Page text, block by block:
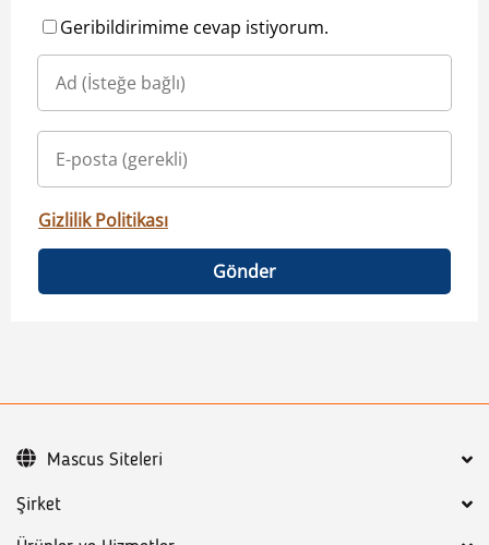
Geribildirimime cevap istiyorum.
Gizlilik Politikası
Gönder
Şirket
Mascus Siteleri